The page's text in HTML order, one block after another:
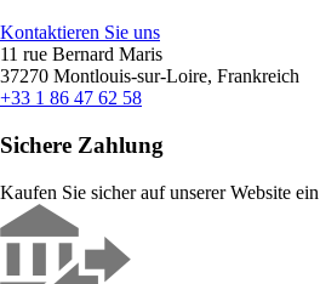
Kontaktieren Sie uns
11 rue Bernard Maris
37270 Montlouis-sur-Loire, Frankreich
+33 1 86 47 62 58
Sichere Zahlung
Kaufen Sie sicher auf unserer Website ein